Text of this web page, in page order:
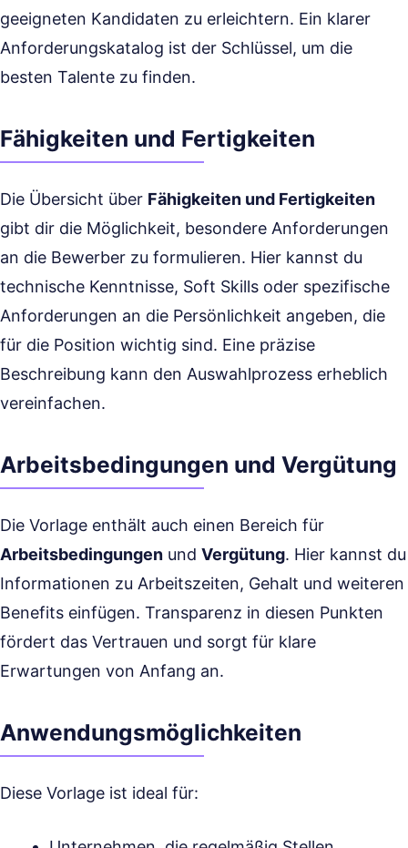
geeigneten Kandidaten zu erleichtern. Ein klarer
Anforderungskatalog ist der Schlüssel, um die
besten Talente zu finden.
Fähigkeiten und Fertigkeiten
Die Übersicht über Fähigkeiten und Fertigkeiten
gibt dir die Möglichkeit, besondere Anforderungen
an die Bewerber zu formulieren. Hier kannst du
technische Kenntnisse, Soft Skills oder spezifische
Anforderungen an die Persönlichkeit angeben, die
für die Position wichtig sind. Eine präzise
Beschreibung kann den Auswahlprozess erheblich
vereinfachen.
Arbeitsbedingungen und Vergütung
Die Vorlage enthält auch einen Bereich für
Arbeitsbedingungen und Vergütung. Hier kannst du
Informationen zu Arbeitszeiten, Gehalt und weiteren
Benefits einfügen. Transparenz in diesen Punkten
fördert das Vertrauen und sorgt für klare
Erwartungen von Anfang an.
Anwendungsmöglichkeiten
Diese Vorlage ist ideal für: